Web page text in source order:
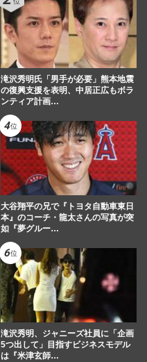
滝沢秀明氏「男手が必要」熊本地震
の復興支援を表明、中居正広もボラ
ンティア計画…
大谷翔平の兄で『トヨタ自動車東日
本』のコーチ・龍太さんの写真が突
如『夢グルー…
滝沢秀明、ジャニーズ社員に「企画
5つ出して」目指すビジネスモデル
は『米津玄師…